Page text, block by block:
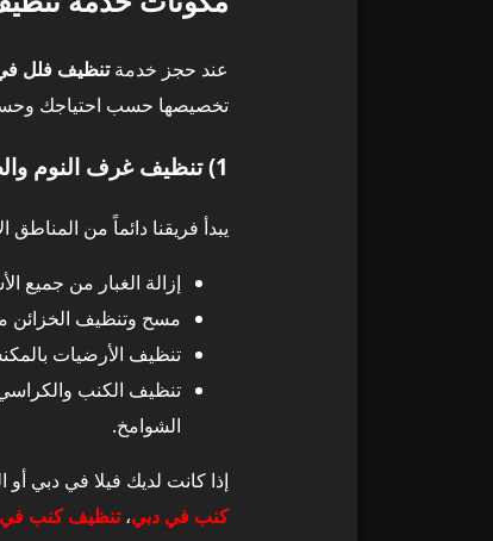
22
5) تنظيف السجاد والموكيت في فلل الشوامخ
25 7) تنظيف الحدائق والمداخل الخارجية في فيلا الشوامخ
26 لماذا
28 تنظيف
عند حجز خدمةتنظيف فلل
تخصيصها حسب احتياجك
1) تنظيف غرف النوم والصالونات
يبدأ فريقنا دائماً من
إزالة الغبار من جميع
مسح وتنظيف الخزائن
تنظيف الأرضيات
تنظيف الكنب
الشوامخ.
إذا كانت لديك فيلا في دبي
كنب في دبي،تنظيف كنب في